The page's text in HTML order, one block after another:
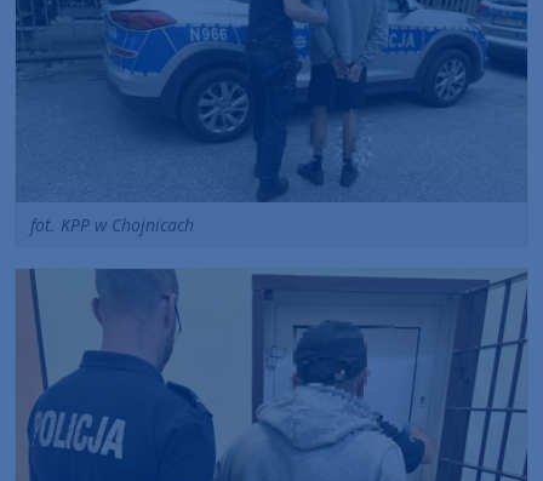
fot. KPP w Chojnicach